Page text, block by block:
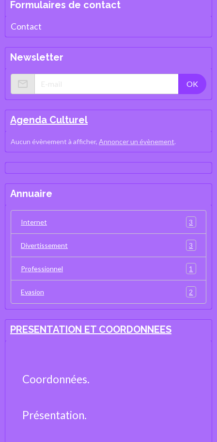
Formulaires de contact
Contact
Newsletter
OK
Agenda Culturel
Aucun évènement à afficher, Annoncer un évènement.
Annuaire
Internet 3
Divertissement 3
Professionnel 1
Evasion 2
PRESENTATION ET COORDONNEES
Coordonnées.
Présentation.